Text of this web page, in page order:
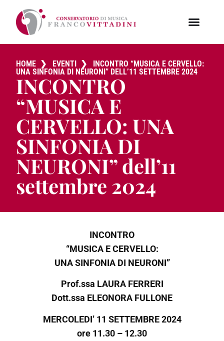
HOME ❯ EVENTI ❯ INCONTRO “MUSICA E CERVELLO:
UNA SINFONIA DI NEURONI” DELL’11 SETTEMBRE 2024
INCONTRO
“MUSICA E
CERVELLO: UNA
SINFONIA DI
NEURONI” dell’11
settembre 2024
INCONTRO
“MUSICA E CERVELLO:
UNA SINFONIA DI NEURONI”
Prof.ssa LAURA FERRERI
Dott.ssa ELEONORA FULLONE
MERCOLEDI’ 11 SETTEMBRE 2024
ore 11.30 – 12.30